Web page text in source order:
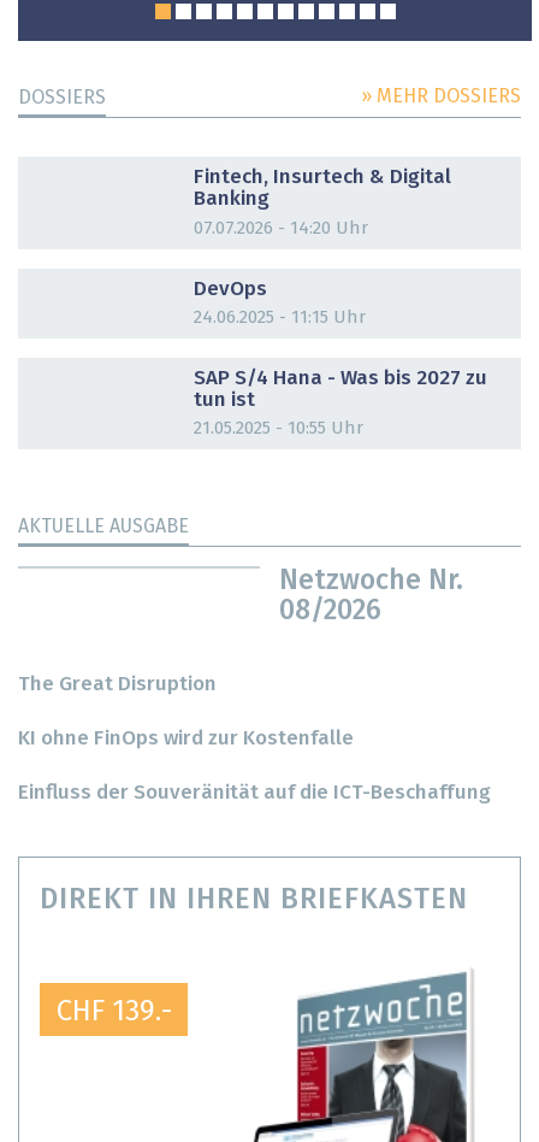
DOSSIERS » MEHR DOSSIERS
Fintech, Insurtech & Digital
Banking
07.07.2026 - 14:20 Uhr
DevOps
24.06.2025 - 11:15 Uhr
SAP S/4 Hana - Was bis 2027 zu
tun ist
21.05.2025 - 10:55 Uhr
AKTUELLE AUSGABE
Netzwoche Nr.
08/2026
The Great Disruption
KI ohne FinOps wird zur Kostenfalle
Einfluss der Souveränität auf die ICT-Beschaffung
DIREKT IN IHREN BRIEFKASTEN
CHF 139.-